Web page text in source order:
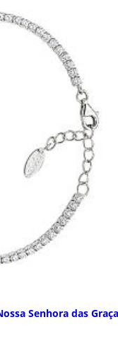
Senhora das